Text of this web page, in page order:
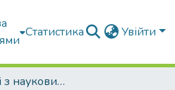
Статистика Увійти
Вибрані статті з наукових збірників КНУБА